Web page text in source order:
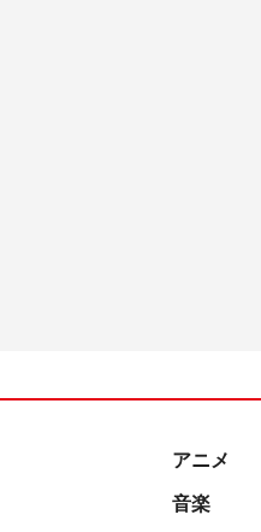
アニメ
音楽